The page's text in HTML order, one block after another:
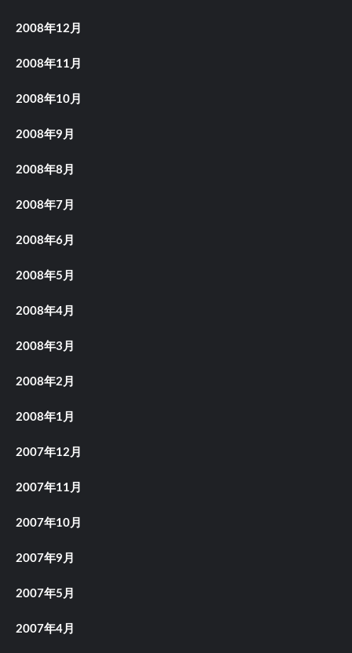
2008年12月
2008年11月
2008年10月
2008年9月
2008年8月
2008年7月
2008年6月
2008年5月
2008年4月
2008年3月
2008年2月
2008年1月
2007年12月
2007年11月
2007年10月
2007年9月
2007年5月
2007年4月